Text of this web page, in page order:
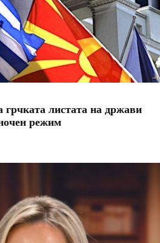
грчката листата на држави
режим